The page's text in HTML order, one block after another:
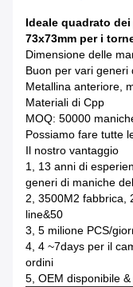
Ideale quadrato
73x73mm per i
Dimensione delle
Buon per vari generi
Metallina anteriore,
Materiali di Cpp
MOQ: 50000
Possiamo fare tutte
Il nostro vantaggio
1, 13 anni di
generi di maniche
2, 3500M2 fabbrica,
line&50
3, 5 milione PCS/
4, 4 ~7days per il
ordini
5, OEM disponibile